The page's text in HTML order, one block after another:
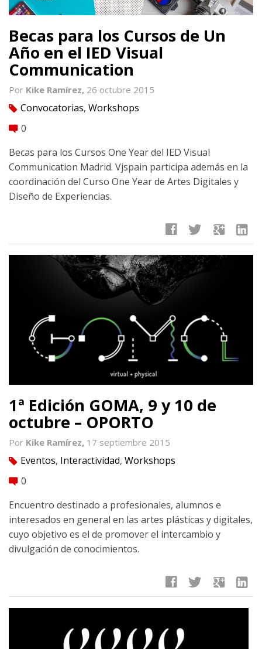
Becas para los Cursos de Un
Año en el IED Visual
Communication
Por Kike Ramírez, 26 octubre 2015
tag Convocatorias, Workshops
comment 0
Becas para los Cursos One Year del IED Visual
Communication Madrid. Vjspain participa además en la
coordinación del Curso One Year de Artes Digitales y
Diseño de Experiencias.
facebook twitter google linkedin
1ª Edición GOMA, 9 y 10 de
octubre – OPORTO
Por Kike Ramírez, 17 septiembre 2015
tag Eventos, Interactividad, Workshops
comment 0
Encuentro destinado a profesionales, alumnos e
interesados en general en las artes plásticas y digitales,
cuyo objetivo es el de promover el intercambio y
divulgación de conocimientos.
facebook twitter google linkedin